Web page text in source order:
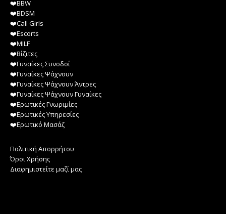
❤️️BBW
❤️️BDSM
❤️️Call Girls
❤️️Escorts
❤️️MILF
❤️️Βίζιτες
❤️️Γυναίκες Συνοδοί
❤️️Γυναίκες Ψάχνουν
❤️️Γυναίκες Ψάχνουν Άντρες
❤️️Γυναίκες Ψάχνουν Γυναίκες
❤️️Ερωτικές Γνωριμίες
❤️️Ερωτικές Υπηρεσίες
❤️️Ερωτικό Μασάζ
Πολιτική Απορρήτου
Όροι Χρήσης
Διαφημιστείτε μαζί μας